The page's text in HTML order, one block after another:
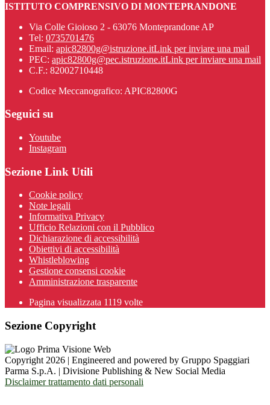
ISTITUTO COMPRENSIVO DI MONTEPRANDONE
Via Colle Gioioso 2 - 63076 Monteprandone AP
Tel: 0735701476
Email: apic82800g@istruzione.itLink per inviare una mail
PEC: apic82800g@pec.istruzione.itLink per inviare una mail
C.F.: 82002710448
Codice Meccanografico: APIC82800G
Seguici su
Youtube
Instagram
Sezione Link Utili
Cookie policy
Note legali
Informativa Privacy
Ufficio Relazioni con il Pubblico
Dichiarazione di accessibilità
Obiettivi di accessibilità
Whistleblowing
Gestione consensi cookie
Amministrazione trasparente
Pagina visualizzata 1119 volte
Sezione Copyright
Copyright 2026 | Engineered and powered by Gruppo Spaggiari
Parma S.p.A. | Divisione Publishing & New Social Media
Disclaimer trattamento dati personali